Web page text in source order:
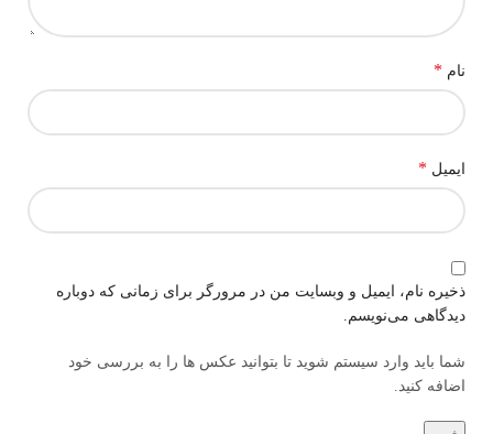
نام *
ایمیل *
ذخیره نام، ایمیل و وبسایت من در مرورگر برای زمانی که دوباره
دیدگاهی می‌نویسم.
شما باید وارد سیستم شوید تا بتوانید عکس ها را به بررسی خود
اضافه کنید.